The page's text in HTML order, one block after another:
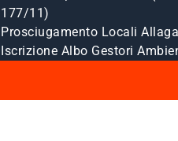
177/11)
Prosciugamento Locali
Iscrizione Albo Gestori